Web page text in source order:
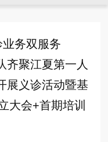
务双服务
聚江夏第一人
展义诊活动暨基
大会+首期培训